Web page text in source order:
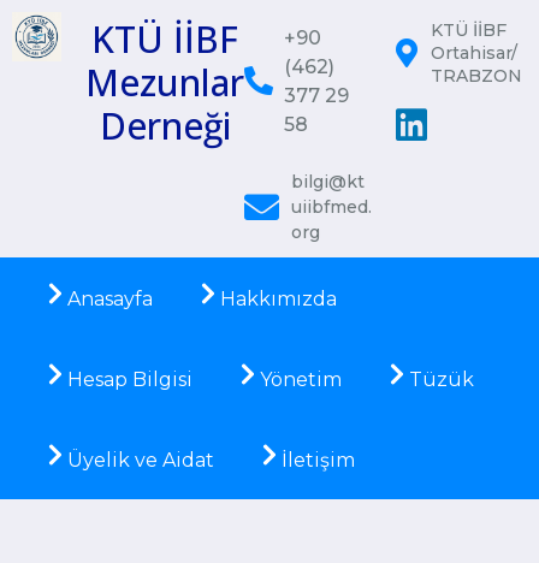
KTÜ İİBF
Mezunlar
Derneği
+90
(462)
377 29
58
bilgi@kt
uiibfmed.
org
KTÜ İİBF
Ortahisar/
TRABZON
Anasayfa Hakkımızda
Hesap Bilgisi Yönetim Tüzük
Üyelik ve Aidat İletişim